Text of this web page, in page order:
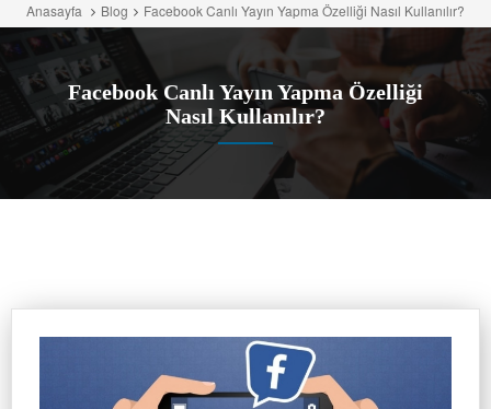
Anasayfa Blog Facebook Canlı Yayın Yapma Özelliği Nasıl Kullanılır?
Facebook Canlı Yayın Yapma Özelliği
Nasıl Kullanılır?